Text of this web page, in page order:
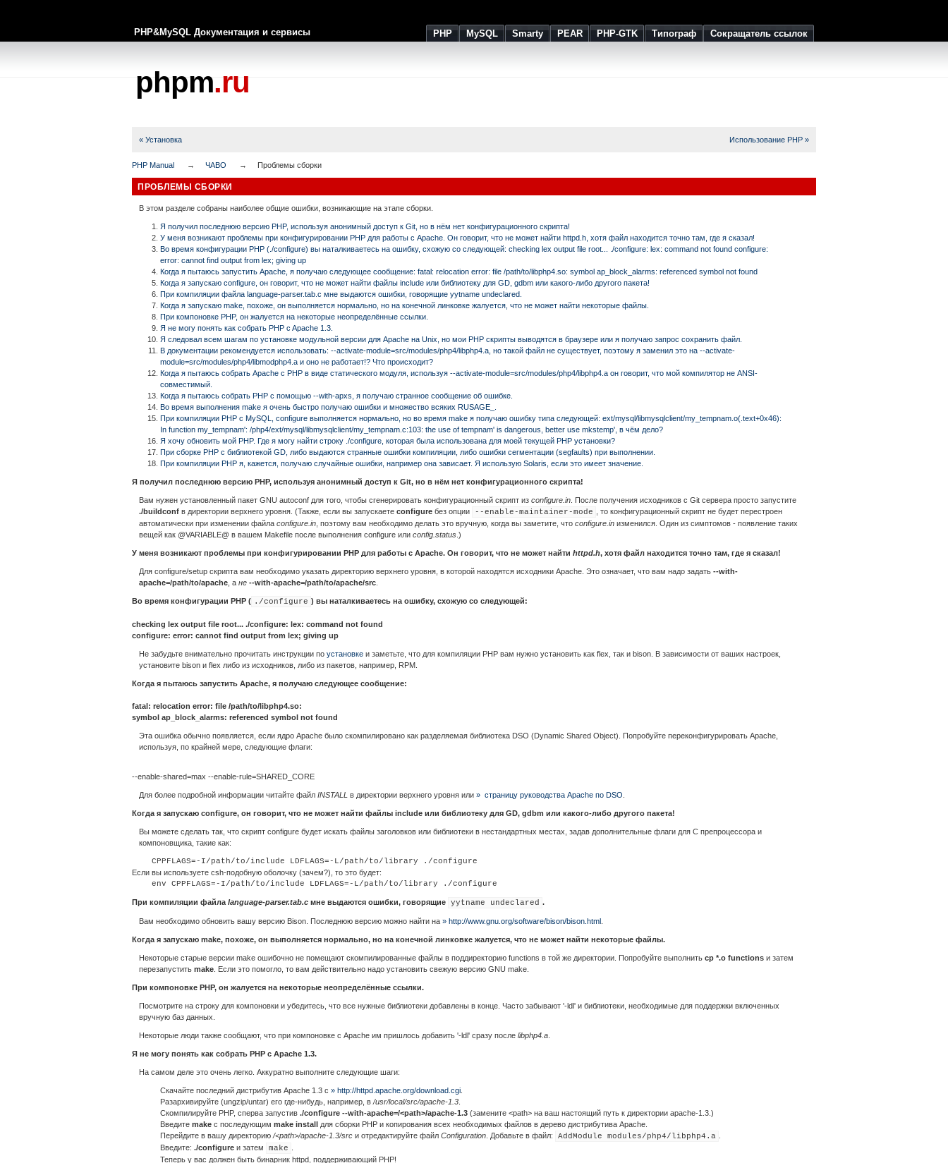
PHP&MySQL Документация и сервисы PHP MySQL Smarty PEAR PHP-GTK Типограф Сокращатель ссылок
phpm.ru
« Установка Использование PHP »
PHP Manual ЧАВО Проблемы сборки
ПРОБЛЕМЫ СБОРКИ
В этом разделе собраны наиболее общие ошибки, возникающие на этапе сборки.
Я получил последнюю версию PHP, используя анонимный доступ к Git, но в нём нет конфигурационного скрипта!
У меня возникают проблемы при конфигурировании PHP для работы с Apache. Он говорит, что не может найти httpd.h, хотя файл находится точно там, где я сказал!
Во время конфигурации PHP (./configure) вы наталкиваетесь на ошибку, схожую со следующей: checking lex output file root... ./configure: lex: command not found configure:
error: cannot find output from lex; giving up
Когда я пытаюсь запустить Apache, я получаю следующее сообщение: fatal: relocation error: file /path/to/libphp4.so: symbol ap_block_alarms: referenced symbol not found
Когда я запускаю configure, он говорит, что не может найти файлы include или библиотеку для GD, gdbm или какого-либо другого пакета!
При компиляции файла language-parser.tab.c мне выдаются ошибки, говорящие yytname undeclared.
Когда я запускаю make, похоже, он выполняется нормально, но на конечной линковке жалуется, что не может найти некоторые файлы.
При компоновке PHP, он жалуется на некоторые неопределённые ссылки.
Я не могу понять как собрать PHP c Apache 1.3.
Я следовал всем шагам по установке модульной версии для Apache на Unix, но мои PHP скрипты выводятся в браузере или я получаю запрос сохранить файл.
В документации рекомендуется использовать: --activate-module=src/modules/php4/libphp4.a, но такой файл не существует, поэтому я заменил это на --activate-
module=src/modules/php4/libmodphp4.a и оно не работает!? Что происходит?
Когда я пытаюсь собрать Apache c PHP в виде статического модуля, используя --activate-module=src/modules/php4/libphp4.a он говорит, что мой компилятор не ANSI-
совместимый.
Когда я пытаюсь собрать PHP с помощью --with-apxs, я получаю странное сообщение об ошибке.
Во время выполнения make я очень быстро получаю ошибки и множество всяких RUSAGE_.
При компиляции PHP с MySQL, configure выполняется нормально, но во время make я получаю ошибку типа следующей: ext/mysql/libmysqlclient/my_tempnam.o(.text+0x46):
In function my_tempnam': /php4/ext/mysql/libmysqlclient/my_tempnam.c:103: the use of tempnam' is dangerous, better use mkstemp', в чём дело?
Я хочу обновить мой PHP. Где я могу найти строку ./configure, которая была использована для моей текущей PHP установки?
При сборке PHP с библиотекой GD, либо выдаются странные ошибки компиляции, либо ошибки сегментации (segfaults) при выполнении.
При компиляции PHP я, кажется, получаю случайные ошибки, например она зависает. Я использую Solaris, если это имеет значение.
Я получил последнюю версию PHP, используя анонимный доступ к Git, но в нём нет конфигурационного скрипта!
Вам нужен установленный пакет GNU autoconf для того, чтобы сгенерировать конфигурационный скрипт из configure.in . После получения исходников с Git сервера просто запустите
./buildconf в директории верхнего уровня. (Также, если вы запускаете configure без опции --enable-maintainer-mode
, то конфигурационный скрипт не будет перестроен
автоматически при изменении файла configure.in , поэтому вам необходимо делать это вручную, когда вы заметите, что configure.in изменился. Один из симптомов - появление таких
вещей как @VARIABLE@ в вашем Makefile после выполнения configure или config.status .)
У меня возникают проблемы при конфигурировании PHP для работы с Apache. Он говорит, что не может найти httpd.h, хотя файл находится точно там, где я сказал!
Для configure/setup скрипта вам необходимо указать директорию верхнего уровня, в которой находятся исходники Apache. Это означает, что вам надо задать --with-
apache=/path/to/apache , а не --with-apache=/path/to/apache/src
Во время конфигурации PHP ( ./configure ) вы наталкиваетесь на ошибку, схожую со следующей:
checking lex output file root... ./configure: lex: command not found
configure: error: cannot find output from lex; giving up
Не забудьте внимательно прочитать инструкции по установке и заметьте, что для компиляции PHP вам нужно установить как flex, так и bison. В зависимости от ваших настроек,
установите bison и flex либо из исходников, либо из пакетов, например, RPM.
Когда я пытаюсь запустить Apache, я получаю следующее сообщение:
fatal: relocation error: file /path/to/libphp4.so:
symbol ap_block_alarms: referenced symbol not found
Эта ошибка обычно появляется, если ядро Apache было скомпилировано как разделяемая библиотека DSO (Dynamic Shared Object). Попробуйте переконфигурировать Apache,
используя, по крайней мере, следующие флаги:
--enable-shared=max --enable-rule=SHARED_CORE
Для более подробной информации читайте файл INSTALL в директории верхнего уровня или » страницу руководства Apache по DSO
Когда я запускаю configure, он говорит, что не может найти файлы include или библиотеку для GD, gdbm или какого-либо другого пакета!
Вы можете сделать так, что скрипт configure будет искать файлы заголовков или библиотеки в нестандартных местах, задав дополнительные флаги для С препроцессора и
компоновщика, такие как:
Если вы используете csh-подобную оболочку (зачем?), то это будет:
При компиляции файла language-parser.tab.c мне выдаются ошибки, говорящие yytname undeclared .
Вам необходимо обновить вашу версию Bison. Последнюю версию можно найти на » http://www.gnu.org/software/bison/bison.html
Когда я запускаю make, похоже, он выполняется нормально, но на конечной линковке жалуется, что не может найти некоторые файлы.
Некоторые старые версии make ошибочно не помещают скомпилированные файлы в поддиректорию functions в той же директории. Попробуйте выполнить cp *.o functions и затем
перезапустить make . Если это помогло, то вам действительно надо установить свежую версию GNU make.
При компоновке PHP, он жалуется на некоторые неопределённые ссылки.
Посмотрите на строку для компоновки и убедитесь, что все нужные библиотеки добавлены в конце. Часто забывают '-ldl' и библиотеки, необходимые для поддержки включенных
вручную баз данных.
Некоторые люди также сообщают, что при компоновке с Apache им пришлось добавить '-ldl' сразу после libphp4.a
Я не могу понять как собрать PHP c Apache 1.3.
На самом деле это очень легко. Аккуратно выполните следующие шаги:
Скачайте последний дистрибутив Apache 1.3 с » http://httpd.apache.org/download.cgi
Разархивируйте (ungzip/untar) его где-нибудь, например, в /usr/local/src/apache-1.3
Скомпилируйте PHP, сперва запустив ./configure --with-apache=/<path>/apache-1.3 (замените <path> на ваш настоящий путь к директории apache-1.3.)
Введите make с последующим make install для сборки PHP и копирования всех необходимых файлов в дерево дистрибутива Apache.
Перейдите в вашу директорию /<path>/apache-1.3/src и отредактируйте файл Configuration . Добавьте в файл: AddModule modules/php4/libphp4.a
Введите: ./configure и затем make
Теперь у вас должен быть бинарник httpd, поддерживающий PHP!